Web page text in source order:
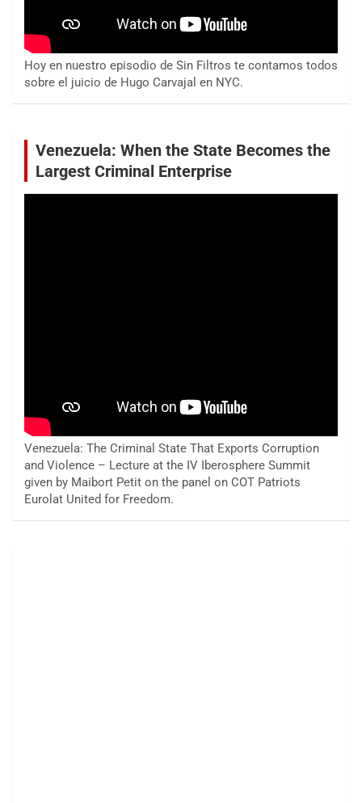
Hoy en nuestro episodio de Sin Filtros te contamos todos
sobre el juicio de Hugo Carvajal en NYC.
Venezuela: When the State Becomes the
Largest Criminal Enterprise
Venezuela: The Criminal State That Exports Corruption
and Violence – Lecture at the IV Iberosphere Summit
given by Maibort Petit on the panel on COT Patriots
Eurolat United for Freedom.